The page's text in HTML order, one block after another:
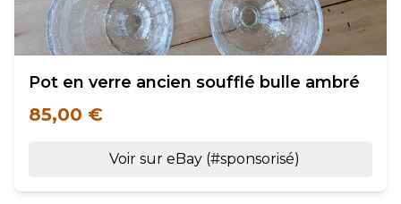
Pot en verre ancien soufflé bulle ambré
85,00 €
Voir sur eBay (#sponsorisé)